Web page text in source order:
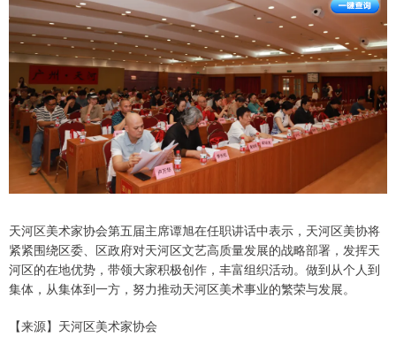
天河区美术家协会第五届主席谭旭在任职讲话中表示，天河区美协将
紧紧围绕区委、区政府对天河区文艺高质量发展的战略部署，发挥天
河区的在地优势，带领大家积极创作，丰富组织活动。做到从个人到
集体，从集体到一方，努力推动天河区美术事业的繁荣与发展。
【来源】天河区美术家协会